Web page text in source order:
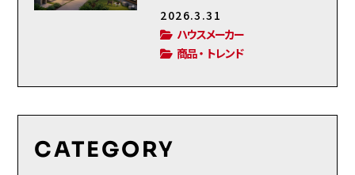
2026.3.31
ハウスメーカー
商品・トレンド
CATEGORY